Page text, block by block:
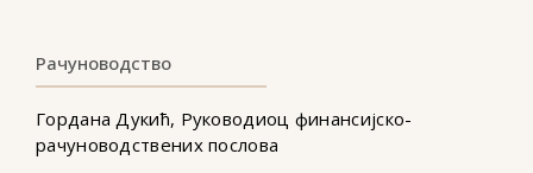
Рачуноводство
Гордана Дукић, Руководиоц финансијско-
рачуноводствених послова